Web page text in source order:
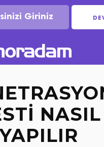
NASIL
YAPILIR